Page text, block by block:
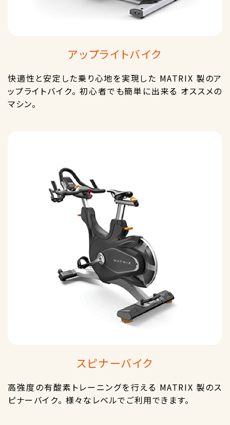
アップライトバイク
快適性と安定した乗り心地を実現した MATRIX 製のア
ップライトバイク。 初心者でも簡単に出来る オススメの
マシン。
スピナーバイク
高強度の有酸素トレーニングを行える MATRIX 製のス
ピナーバイク。 様々なレベルでご利用できます。